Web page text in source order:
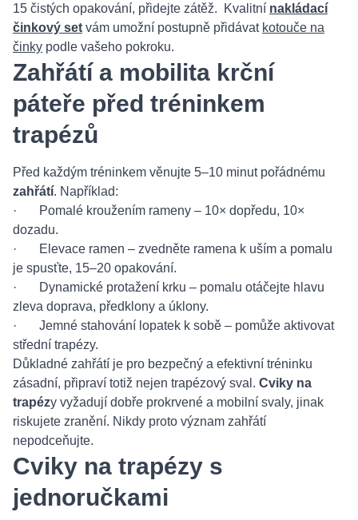
15 čistých opakování, přidejte zátěž. Kvalitní nakládací
činkový set vám umožní postupně přidávat kotouče na
činky podle vašeho pokroku.
Zahřátí a mobilita krční
páteře před tréninkem
trapézů
Před každým tréninkem věnujte 5–10 minut pořádnému
zahřátí. Například:
· Pomalé kroužením rameny – 10× dopředu, 10×
dozadu.
· Elevace ramen – zvedněte ramena k uším a pomalu
je spusťte, 15–20 opakování.
· Dynamické protažení krku – pomalu otáčejte hlavu
zleva doprava, předklony a úklony.
· Jemné stahování lopatek k sobě – pomůže aktivovat
střední trapézy.
Důkladné zahřátí je pro bezpečný a efektivní tréninku
zásadní, připraví totiž nejen trapézový sval. Cviky na
trapézy vyžadují dobře prokrvené a mobilní svaly, jinak
riskujete zranění. Nikdy proto význam zahřátí
nepodceňujte.
Cviky na trapézy s
jednoručkami